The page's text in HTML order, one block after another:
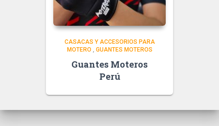
CASACAS Y ACCESORIOS PARA
MOTERO, GUANTES MOTEROS
Guantes Moteros
Perú